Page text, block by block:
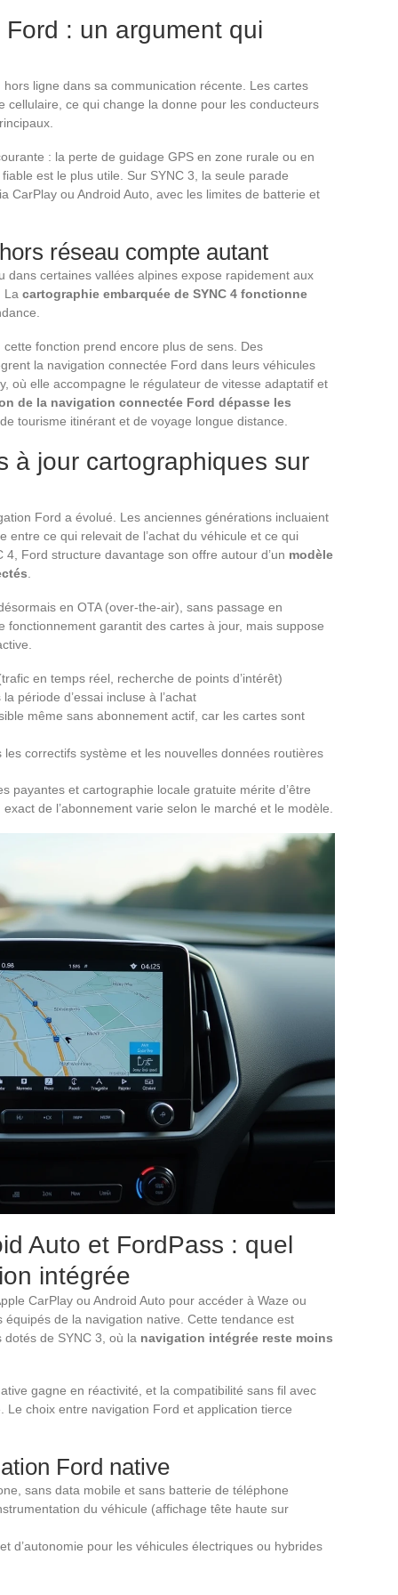
: un argument qui
ligne dans sa communication récente. Les cartes
cellulaire, ce qui change la donne pour les conducteurs
: la perte de guidage GPS en zone rurale ou en
est le plus utile. Sur SYNC 3, la seule parade
CarPlay ou Android Auto, avec les limites de batterie et
réseau compte autant
dans certaines vallées alpines expose rapidement aux
La cartographie embarquée de SYNC 4 fonctionne
fonction prend encore plus de sens. Des
la navigation connectée Ford dans leurs véhicules
où elle accompagne le régulateur de vitesse adaptatif et
de la navigation connectée Ford dépasse les
tourisme itinérant et de voyage longue distance.
à jour cartographiques sur
Ford a évolué. Les anciennes générations incluaient
entre ce qui relevait de l’achat du véhicule et ce qui
Ford structure davantage son offre autour d’un modèle
en OTA (over-the-air), sans passage en
fonctionnement garantit des cartes à jour, mais suppose
en temps réel, recherche de points d’intérêt)
période d’essai incluse à l’achat
même sans abonnement actif, car les cartes sont
correctifs système et les nouvelles données routières
payantes et cartographie locale gratuite mérite d’être
de l’abonnement varie selon le marché et le modèle.
Auto et FordPass : quel
intégrée
CarPlay ou Android Auto pour accéder à Waze ou
de la navigation native. Cette tendance est
de SYNC 3, où la navigation intégrée reste moins
gagne en réactivité, et la compatibilité sans fil avec
Le choix entre navigation Ford et application tierce
Ford native
sans data mobile et sans batterie de téléphone
du véhicule (affichage tête haute sur
d’autonomie pour les véhicules électriques ou hybrides